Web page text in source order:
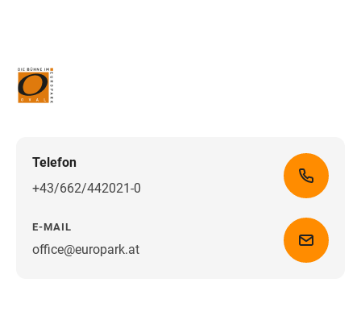
Telefon
+43/662/442021-0
E-MAIL
office@europark.atWegbeschreibung erhalten